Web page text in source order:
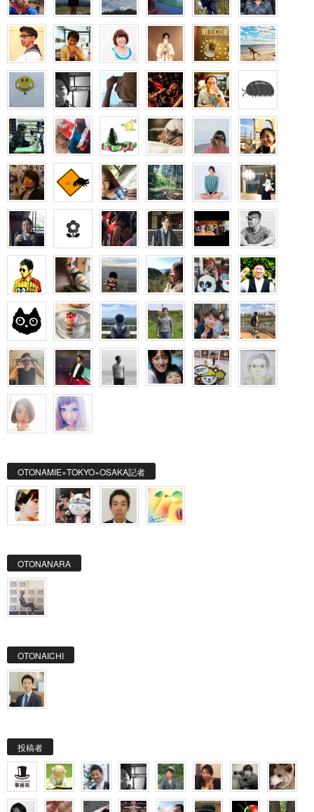
OTONAMIE×TOKYO×OSAKA記者
OTONANARA
OTONAICHI
投稿者